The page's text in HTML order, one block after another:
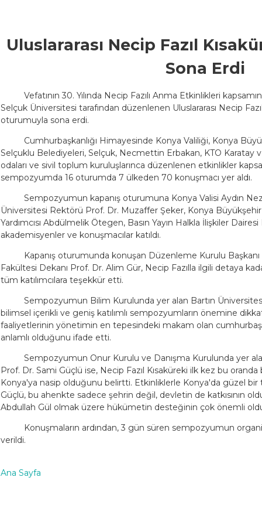
Uluslararası Necip Fazıl
Sona Erdi
Vefatının 30. Yılında Necip Fazılı Anma Etkinlikleri
Selçuk Üniversitesi tarafından düzenlenen Uluslararası Necip
oturumuyla sona erdi.
Cumhurbaşkanlığı Himayesinde Konya Valiliği, Konya
Selçuklu Belediyeleri, Selçuk, Necmettin Erbakan, KTO Karatay
odaları ve sivil toplum kuruluşlarınca düzenlenen etkinlikler
sempozyumda 16 oturumda 7 ülkeden 70 konuşmacı yer aldı.
Sempozyumun kapanış oturumuna Konya Valisi Aydın
Üniversitesi Rektörü Prof. Dr. Muzaffer Şeker, Konya
Yardımcısı Abdülmelik Ötegen, Basın Yayın Halkla İlişkiler
akademisyenler ve konuşmacılar katıldı.
Kapanış oturumunda konuşan Düzenleme Kurulu
Fakültesi Dekanı Prof. Dr. Alim Gür, Necip Fazılla ilgili detaya
tüm katılımcılara teşekkür etti.
Sempozyumun Bilim Kurulunda yer alan Bartın
bilimsel içerikli ve geniş katılımlı sempozyumların önemine
faaliyetlerinin yönetimin en tepesindeki makam olan
anlamlı olduğunu ifade etti.
Sempozyumun Onur Kurulu ve Danışma Kurulunda yer
Prof. Dr. Sami Güçlü ise, Necip Fazıl Kısaküreki ilk kez bu
Konya'ya nasip olduğunu belirtti. Etkinliklerle Konya'da güzel bir
Güçlü, bu ahenkte sadece şehrin değil, devletin de katkısının
Abdullah Gül olmak üzere hükümetin desteğinin çok önemli
Konuşmaların ardından, 3 gün süren sempozyumun
verildi.
Ana Sayfa